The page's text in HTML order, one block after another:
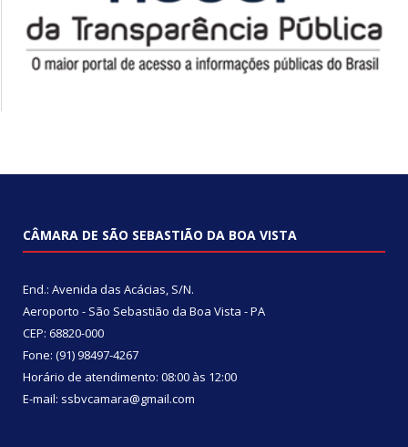
CÂMARA DE SÃO SEBASTIÃO DA BOA VISTA
End.: Avenida das Acácias, S/N.
Aeroporto - São Sebastião da Boa Vista - PA
CEP: 68820-000
Fone: (91) 98497-4267
Horário de atendimento: 08:00 às 12:00
E-mail: ssbvcamara@gmail.com